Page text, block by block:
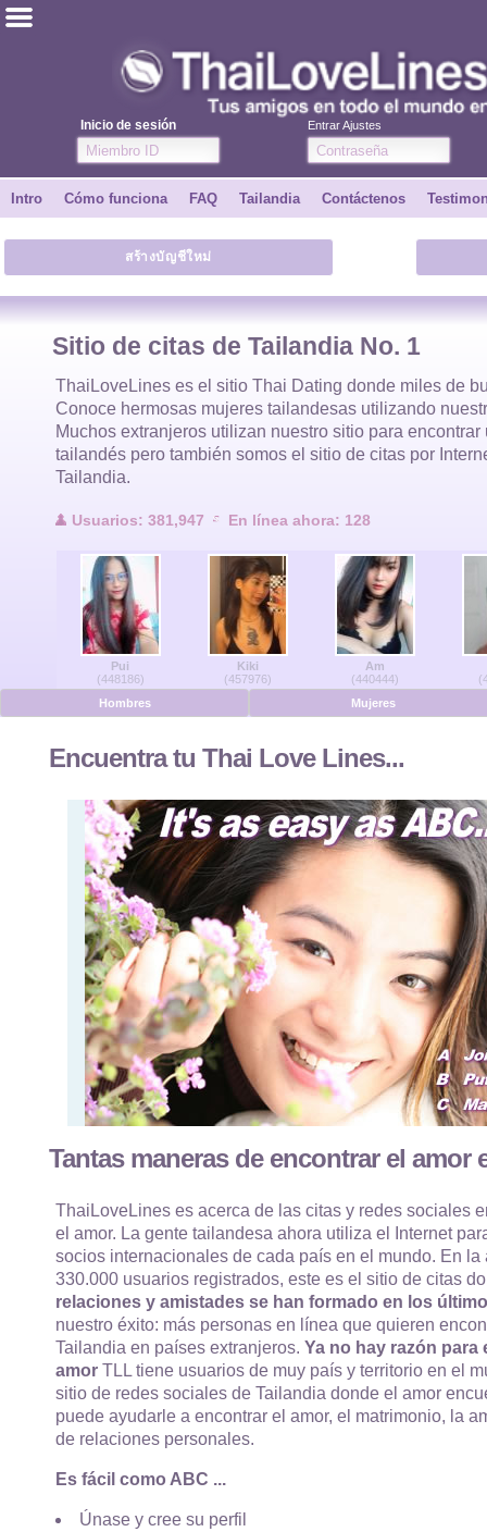
Inicio de sesión Entrar Ajustes
ไทย
Testimonios
Dile a un amigo
Intro
Contáctenos
Hombres en línea
Mujeres en línea
Español
Intro Cómo funciona FAQ Tailandia Contáctenos
สร้างบัญชีใหม่
Sitio de citas de Tailandia No. 1
ThaiLoveLines es el sitio Thai Dating donde miles de
Conoce hermosas mujeres tailandesas utilizando
Muchos extranjeros utilizan nuestro sitio para
tailandés pero también somos el sitio de citas por
Tailandia.
Usuarios: 381,947 En línea ahora: 128
Pui
(448186)
Kiki
(457976)
Am
(440444)
Hombres
Mujeres
Encuentra tu Thai Love Lines...
Tantas maneras de encontrar el amor
ThaiLoveLines es acerca de las citas y redes sociales
el amor. La gente tailandesa ahora utiliza el Internet
socios internacionales de cada país en el mundo. En la
330.000 usuarios registrados, este es el sitio de citas
relaciones y amistades se han formado en los
nuestro éxito: más personas en línea que quieren
Tailandia en países extranjeros. Ya no hay razón
amor TLL tiene usuarios de muy país y territorio en el
sitio de redes sociales de Tailandia donde el amor
puede ayudarle a encontrar el amor, el matrimonio, la
de relaciones personales.
Es fácil como ABC ...
Únase y cree su perfil